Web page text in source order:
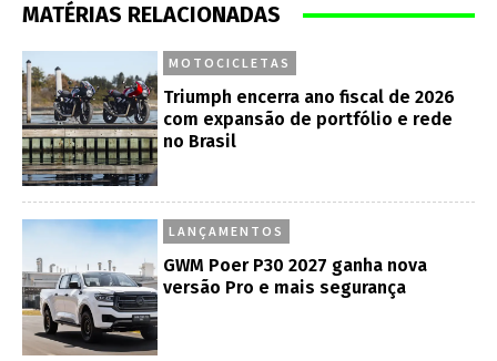
MATÉRIAS RELACIONADAS
MOTOCICLETAS
Triumph encerra ano fiscal de 2026
com expansão de portfólio e rede
no Brasil
LANÇAMENTOS
GWM Poer P30 2027 ganha nova
versão Pro e mais segurança